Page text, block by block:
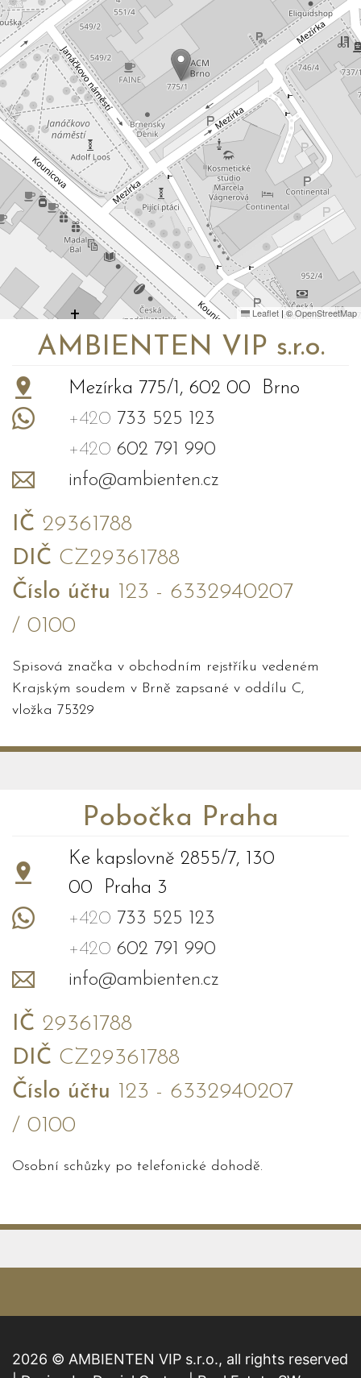
Leaflet | ©OpenStreetMap
AMBIENTEN VIP s.r.o.
Mezírka 775/1, 602 00 Brno
+420 733 525 123
+420 602 791 990
info@ambienten.cz
IČ 29361788
DIČ CZ29361788
Číslo účtu 123 - 6332940207
/ 0100
Spisová značka v obchodním rejstříku vedeném
Krajským soudem v Brně zapsané v oddílu C,
vložka 75329
Pobočka Praha
Ke kapslovně 2855/7, 130
00 Praha 3
+420 733 525 123
+420 602 791 990
info@ambienten.cz
IČ 29361788
DIČ CZ29361788
Číslo účtu 123 - 6332940207
/ 0100
Osobní schůzky po telefonické dohodě.
2026 © AMBIENTEN VIP s.r.o., all rights reserved